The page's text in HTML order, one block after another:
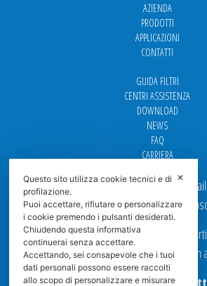
AZIENDA
PRODOTTI
APPLICAZIONI
CONTATTI
GUIDA FILTRI
CENTRI ASSISTENZA
DOWNLOAD
NEWS
FAQ
CARRIERA
Per contattarci via email
Ufficio Vendite:
I nostri uffici sono aperti
dal Lunedi al Venerdi dalle 9 a.m
Iscriviti alla
✕
Questo sito utilizza cookie tecnici e di
profilazione.
Puoi accettare, rifiutare o personalizzare
i cookie premendo i pulsanti desiderati.
Chiudendo questa informativa
continuerai senza accettare.
Accettando, sei consapevole che i tuoi
dati personali possono essere raccolti
allo scopo di personalizzare e misurare